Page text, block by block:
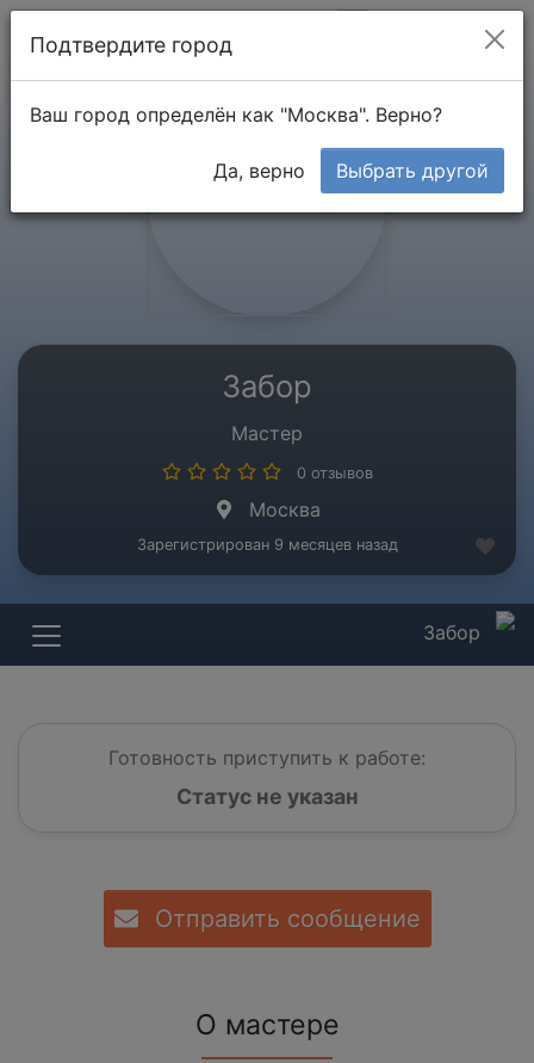
Забор
Мастер
0 отзывов
Москва
Зарегистрирован 9 месяцев назад
Забор
Готовность приступить к работе:
Статус не указан
Отправить сообщение
О мастере
Подтвердите город
Ваш город определён как "Москва". Верно?
Да, верно Выбрать другой